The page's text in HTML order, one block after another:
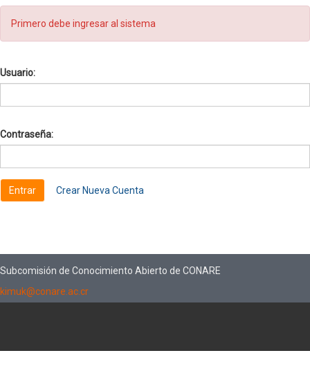
Primero debe ingresar al sistema
Usuario:
Contraseña:
Crear Nueva Cuenta
Subcomisión de Conocimiento Abierto de CONARE
kimuk@conare.ac.cr